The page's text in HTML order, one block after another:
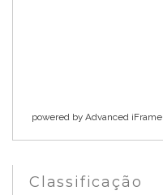
powered by Advanced iFrame
Classificação